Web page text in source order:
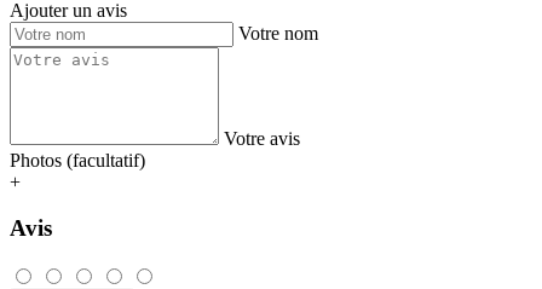
Ajouter un avis
Votre nom
Votre avis
Photos (facultatif)
+
Avis